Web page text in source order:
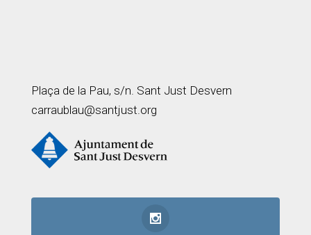
Plaça de la Pau, s/n. Sant Just Desvern
carraublau@santjust.org